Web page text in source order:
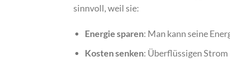
sinnvoll, weil sie:
Energie sparen: Man kann seine
Kosten senken: Überflüssigen